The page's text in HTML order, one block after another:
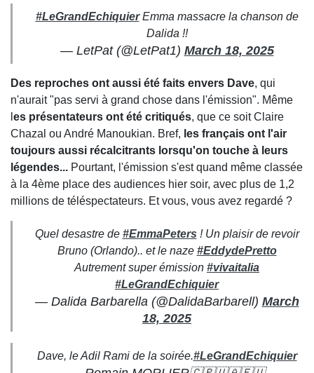
#LeGrandEchiquierEmma massacre la chanson de
Dalida !!
— LetPat (@LetPat1) March 18, 2025
Des reproches ont aussi été faits envers Dave, qui
n'aurait "pas servi à grand chose dans l'émission". Même
es présentateurs ont été critiqués, que ce soit Claire
Chazal ou André Manoukian. Bref, les français ont l'air
toujours aussi récalcitrants lorsqu'on touche à leurs
légendes... Pourtant, l'émission s'est quand même classée
à la 4ème place des audiences hier soir, avec plus de 1,2
millions de téléspectateurs. Et vous, vous avez regardé ?
Quel desastre de #EmmaPeters ! Un plaisir de revoir
Bruno (Orlando).. et le naze #EddydePretto
Autrement super émission #vivaitalia
#LeGrandEchiquier
— Dalida Barbarella (@DalidaBarbarell) March
18, 2025
Dave, le Adil Rami de la soirée.#LeGrandEchiquier